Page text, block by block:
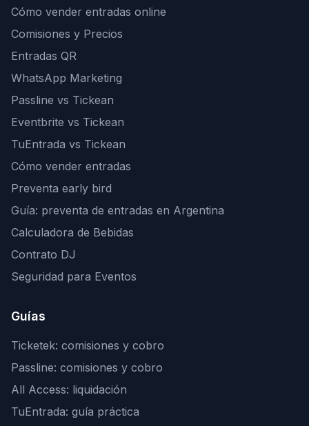
Cómo vender entradas online
Comisiones y Precios
Entradas QR
WhatsApp Marketing
Passline vs Tickean
Eventbrite vs Tickean
TuEntrada vs Tickean
Cómo vender entradas
Preventa early bird
Guía: preventa de entradas en Argentina
Calculadora de Bebidas
Contrato DJ
Seguridad para Eventos
Guías
Ticketek: comisiones y cobro
Passline: comisiones y cobro
All Access: liquidación
TuEntrada: guía práctica